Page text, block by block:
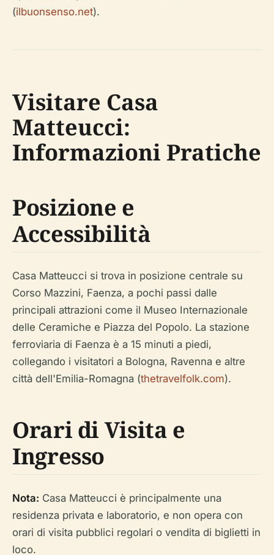
(ilbuonsenso.net).
Visitare Casa
Matteucci:
Informazioni Pratiche
Posizione e
Accessibilità
Casa Matteucci si trova in posizione centrale su
Corso Mazzini, Faenza, a pochi passi dalle
principali attrazioni come il Museo Internazionale
delle Ceramiche e Piazza del Popolo. La stazione
ferroviaria di Faenza è a 15 minuti a piedi,
collegando i visitatori a Bologna, Ravenna e altre
città dell'Emilia-Romagna (thetravelfolk.com).
Orari di Visita e
Ingresso
Nota: Casa Matteucci è principalmente una
residenza privata e laboratorio, e non opera con
orari di visita pubblici regolari o vendita di biglietti in
loco.